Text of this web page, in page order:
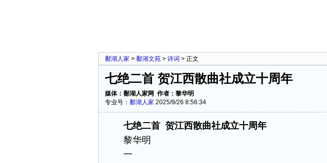
鄱湖人家 > 鄱湖文苑 > 诗词 > 正文
七绝二首 贺江西散曲社成立十周年
媒体：鄱湖人家网 作者：黎华明
专业号： 鄱湖人家 2025/9/26 8:56:34
七绝二首 贺江西散曲社成立十周年
黎华明
一